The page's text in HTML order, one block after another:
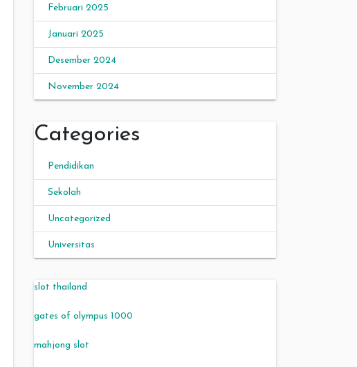
Februari 2025
Januari 2025
Desember 2024
November 2024
Categories
Pendidikan
Sekolah
Uncategorized
Universitas
slot thailand
gates of olympus 1000
mahjong slot